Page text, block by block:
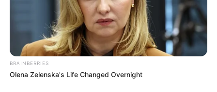
BRAINBERRIES
Olena Zelenska's Life Changed Overnight